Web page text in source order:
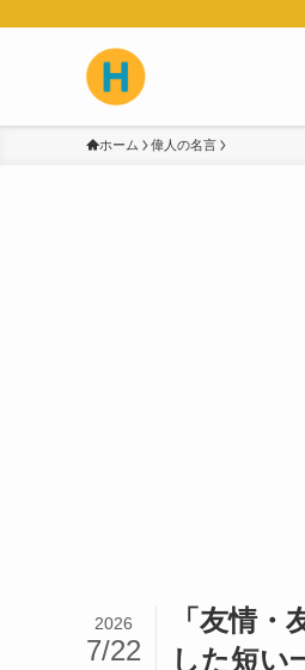
ホーム 偉人の名言
「友情
した短い
2026
7/22